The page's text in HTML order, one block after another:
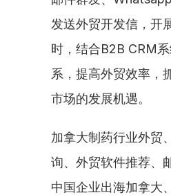
发送外贸开发信，开
时，结合B2B CRM
系，提高外贸效率，
市场的发展机遇。
加拿大制药行业外贸
询、外贸软件推荐、
中国企业出海加拿大